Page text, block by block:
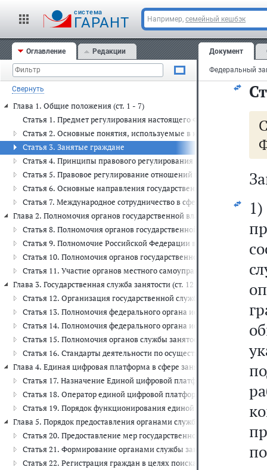
cистема
ГАРАНТ Например, семейный кешбэк
Оглавление Редакции
Свернуть
Глава 1. Общие положения (ст. 1 - 7)
Статья 1. Предмет регулирования настоящего Федерального
Статья 2. Основные понятия, используемые в настоящем
Статья 3. Занятые граждане
Статья 4. Принципы правового регулирования отношений в сфере
Статья 5. Правовое регулирование отношений в сфере занятости
Статья 6. Основные направления государственной политики в
Статья 7. Международное сотрудничество в сфере занятости
Глава 2. Полномочия органов государственной власти Российской
Статья 8. Полномочия органов государственной власти
Статья 9. Полномочие Российской Федерации в сфере занятости
Статья 10. Полномочия органов государственной власти
Статья 11. Участие органов местного самоуправления в
Глава 3. Государственная служба занятости (ст. 12 - 16)
Статья 12. Организация государственной службы занятости
Статья 13. Полномочия федерального органа исполнительной
Статья 14. Полномочия федерального органа исполнительной
Статья 15. Полномочия органов службы занятости
Статья 16. Стандарты деятельности по осуществлению
Глава 4. Единая цифровая платформа в сфере занятости и трудовых
Статья 17. Назначение Единой цифровой платформы в сфере
Статья 18. Оператор единой цифровой платформы
Статья 19. Порядок функционирования единой цифровой
Глава 5. Порядок предоставления органами службы занятости мер
Статья 20. Предоставление мер государственной поддержки в
Статья 21. Формирование органами службы занятости личного
Статья 22. Регистрация граждан в целях поиска подходящей
Документ